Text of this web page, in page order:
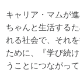
キャリア・マムが
ちゃんと生活する
れる社会で、それ
ために、『学び続
うことにつながっ